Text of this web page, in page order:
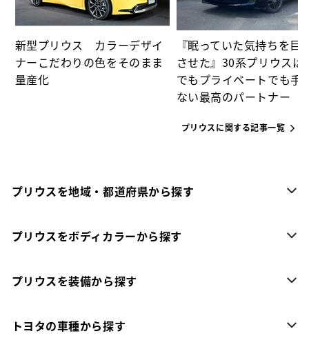
新型プリウス カラーデザイ
ナーこだわりの色をそのまま
量産化
『眠っていた気持ちを目
させた』30系プリウスは
でもプライベートでも手
ない最高のパートナー
プリウスに関する記事一覧
プリウスを地域・都道府県から探す
プリウスをボディカラーから探す
プリウスを装備から探す
トヨタの車種から探す